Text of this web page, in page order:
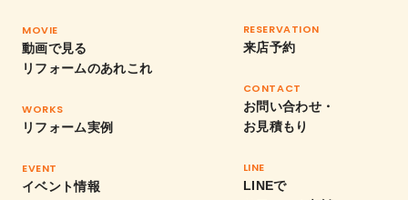
MOVIE
動画で見る
リフォームのあれこれ
WORKS
リフォーム実例
EVENT
イベント情報
RESERVATION
来店予約
CONTACT
お問い合わせ・
お見積もり
LINE
LINEで